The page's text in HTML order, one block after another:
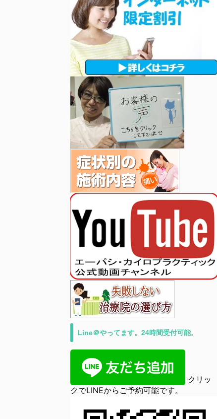
Line＠やってます。24時間受付可能。
クリッ
クでLINEからご予約可能です。